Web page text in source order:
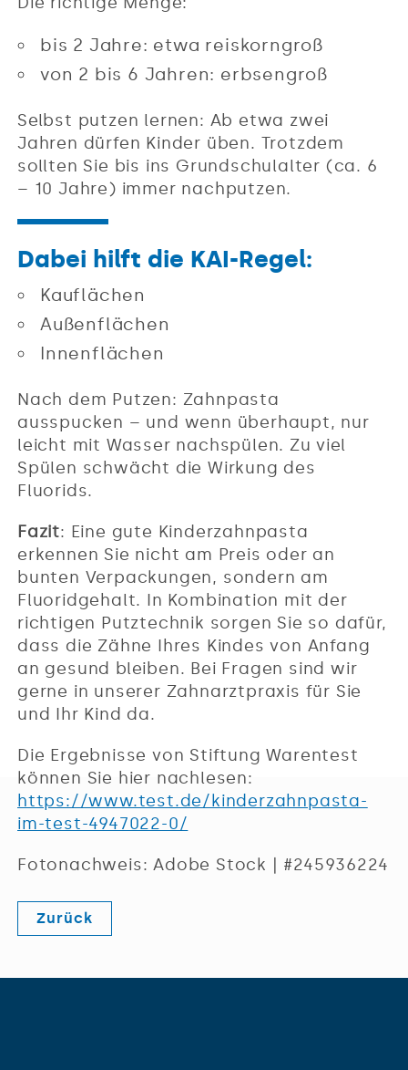
bis 2 Jahre: etwa reiskorngroß
von 2 bis 6 Jahren: erbsengroß
Selbst putzen lernen: Ab etwa zwei
Jahren dürfen Kinder üben. Trotzdem
sollten Sie bis ins Grundschulalter (ca. 6
– 10 Jahre) immer nachputzen.
Dabei hilft die KAI-Regel:
Kauflächen
Außenflächen
Innenflächen
Nach dem Putzen: Zahnpasta
ausspucken – und wenn überhaupt, nur
leicht mit Wasser nachspülen. Zu viel
Spülen schwächt die Wirkung des
Fluorids.
Fazit: Eine gute Kinderzahnpasta
erkennen Sie nicht am Preis oder an
bunten Verpackungen, sondern am
Fluoridgehalt. In Kombination mit der
richtigen Putztechnik sorgen Sie so dafür,
dass die Zähne Ihres Kindes von Anfang
an gesund bleiben. Bei Fragen sind wir
gerne in unserer Zahnarztpraxis für Sie
und Ihr Kind da.
Die Ergebnisse von Stiftung Warentest
können Sie hier nachlesen:
https://www.test.de/kinderzahnpasta-
im-test-4947022-0/
Fotonachweis: Adobe Stock | #245936224
Zurück